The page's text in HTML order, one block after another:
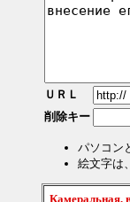
ＵＲＬ
削除キー
パソコン
絵文字は
Камеральная,